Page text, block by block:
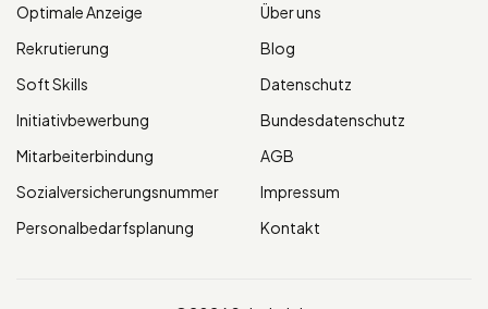
Optimale Anzeige
Rekrutierung
Soft Skills
Initiativbewerbung
Mitarbeiterbindung
Sozialversicherungsnummer
Personalbedarfsplanung
Über uns
Blog
Datenschutz
Bundesdatenschutz
AGB
Impressum
Kontakt